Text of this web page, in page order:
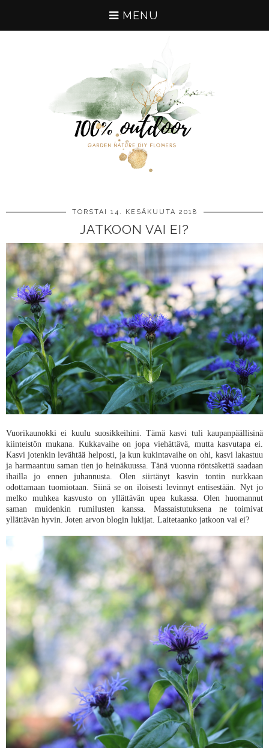
MENU
TORSTAI 14. KESÄKUUTA 2018
JATKOON VAI EI?
Vuorikaunokki ei kuulu suosikkeihini. Tämä kasvi tuli kaupanpäällisinä
kiinteistön mukana. Kukkavaihe on jopa viehättävä, mutta kasvutapa ei.
Kasvi jotenkin levähtää helposti, ja kun kukintavaihe on ohi, kasvi lakastuu
ja harmaantuu saman tien jo heinäkuussa. Tänä vuonna röntsäkettä saadaan
ihailla jo ennen juhannusta. Olen siirtänyt kasvin tontin nurkkaan
odottamaan tuomiotaan. Siinä se on iloisesti levinnyt entisestään. Nyt jo
melko muhkea kasvusto on yllättävän upea kukassa. Olen huomannut
saman muidenkin rumilusten kanssa. Massaistutuksena ne toimivat
yllättävän hyvin. Joten arvon blogin lukijat. Laitetaanko jatkoon vai ei?